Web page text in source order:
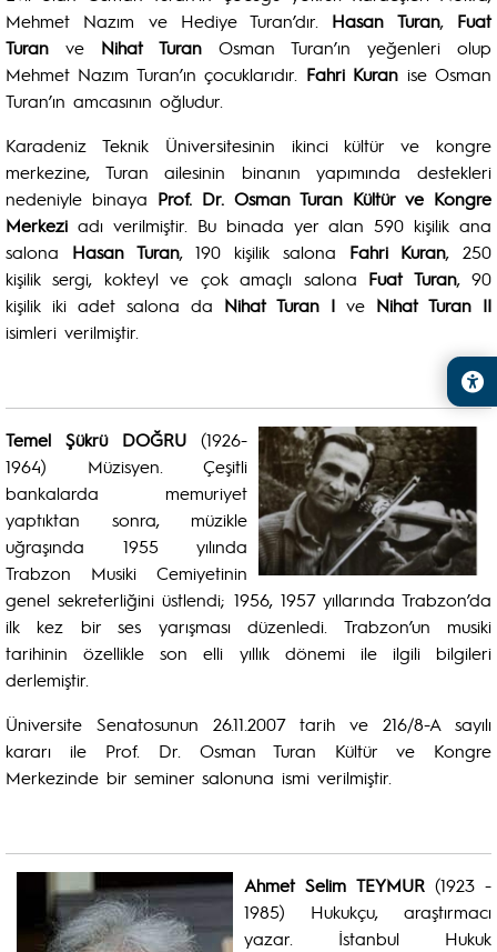
Mehmet Nazım ve Hediye Turan’dır. Hasan Turan, Fuat
Turan ve Nihat Turan Osman Turan’ın yeğenleri olup
Mehmet Nazım Turan’ın çocuklarıdır. Fahri Kuran ise Osman
Turan’ın amcasının oğludur.
Karadeniz Teknik Üniversitesinin ikinci kültür ve kongre
merkezine, Turan ailesinin binanın yapımında destekleri
nedeniyle binaya Prof. Dr. Osman Turan Kültür ve Kongre
Merkezi adı verilmiştir. Bu binada yer alan 590 kişilik ana
salona Hasan Turan, 190 kişilik salona Fahri Kuran, 250
kişilik sergi, kokteyl ve çok amaçlı salona Fuat Turan, 90
kişilik iki adet salona da Nihat Turan I ve Nihat Turan II
isimleri verilmiştir.
Temel Şükrü DOĞRU (1926-
1964) Müzisyen. Çeşitli
bankalarda memuriyet
yaptıktan sonra, müzikle
uğraşında 1955 yılında
Trabzon Musiki Cemiyetinin
genel sekreterliğini üstlendi; 1956, 1957 yıllarında Trabzon’da
ilk kez bir ses yarışması düzenledi. Trabzon’un musiki
tarihinin özellikle son elli yıllık dönemi ile ilgili bilgileri
derlemiştir.
Üniversite Senatosunun 26.11.2007 tarih ve 216/8-A sayılı
kararı ile Prof. Dr. Osman Turan Kültür ve Kongre
Merkezinde bir seminer salonuna ismi verilmiştir.
Ahmet Selim TEYMUR(1923 -
1985) Hukukçu, araştırmacı
yazar. İstanbul Hukuk